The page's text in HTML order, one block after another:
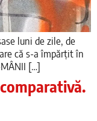
luni de zile, de
că s-a împărțit în
[…]